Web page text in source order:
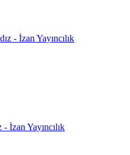
İzan Yayıncılık